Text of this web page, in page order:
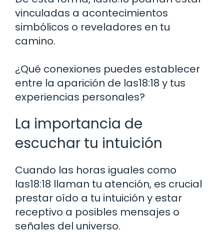
vinculadas a acontecimientos
simbólicos o reveladores en tu
camino.
¿Qué conexiones puedes establecer
entre la aparición de las18:18 y tus
experiencias personales?
La importancia de
escuchar tu intuición
Cuando las horas iguales como
las18:18 llaman tu atención, es crucial
prestar oído a tu intuición y estar
receptivo a posibles mensajes o
señales del universo.